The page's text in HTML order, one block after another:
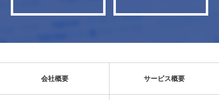
会社概要 サービス概要